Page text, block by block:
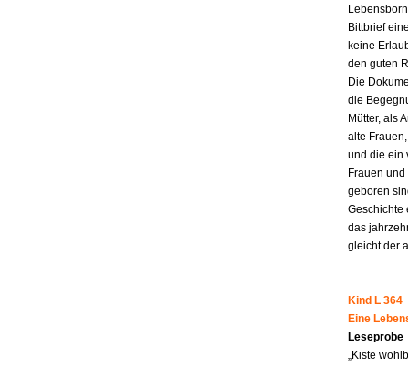
Bittbrief
keine
den guten
Die
die
Mütter, als
alte
und die ein
Frauen
geboren
Geschichte
das
gleicht der
Kind L 364
Eine
Leseprobe
„Kiste